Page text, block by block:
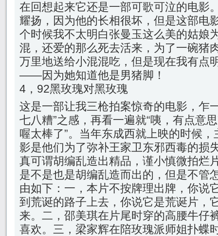
在回想起来它还是一部可歌可泣的电影
耀扬，因为他的长相很坏，但是这部电
个时候我不太明白张曼玉这么美的姑娘
混，还爱的那么死去活来，为了一碗猪
万里地送给小混混吃，但是现在我有点
——因为她知道他是男猪脚！
4，92黑玫瑰对黑玫瑰
这是一部让我三枪拍案惊奇的电影，乍
七八糟”之感，再看一遍就“咦，有点意
喔太棒了”。当年东成西就上映的时候
影是他们为了弥补王家卫东邪西毒的损
真可谓胡编乱造出精品，谨小慎微拍烂
是不是也是胡编乱造而出的，但是不管
由如下：一，本片不按牌理出牌，你说
到荒诞的路子上去，你说它是荒诞片，
来。二，邵美琪在片尾时穿的高腰牛仔
喜欢。三，梁家辉在陪玫瑰派师姐扑蝶